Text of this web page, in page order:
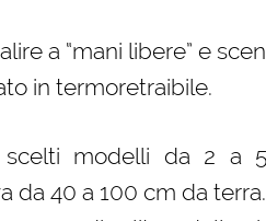
a “mani libere” e
in termoretraibile.
scelti modelli da 2 a
da 40 a 100 cm da terra.